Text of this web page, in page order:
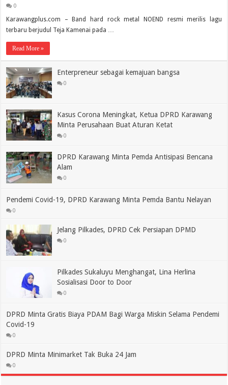
0
Karawangplus.com – Band hard rock metal NOEND resmi merilis lagu
terbaru berjudul Teja Kamenai pada …
Read More »
Enterpreneur sebagai kemajuan bangsa
0
Kasus Corona Meningkat, Ketua DPRD Karawang
Minta Perusahaan Buat Aturan Ketat
0
DPRD Karawang Minta Pemda Antisipasi Bencana
Alam
0
Pendemi Covid-19, DPRD Karawang Minta Pemda Bantu Nelayan
0
Jelang Pilkades, DPRD Cek Persiapan DPMD
0
Pilkades Sukaluyu Menghangat, Lina Herlina
Sosialisasi Door to Door
0
DPRD Minta Gratis Biaya PDAM Bagi Warga Miskin Selama Pendemi
Covid-19
0
DPRD Minta Minimarket Tak Buka 24 Jam
0